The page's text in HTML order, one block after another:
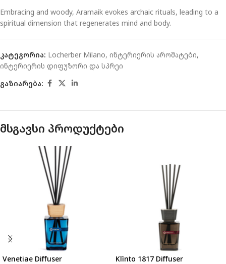
Embracing and woody, Aramaik evokes archaic rituals, leading to a
spiritual dimension that regenerates mind and body.
კატეგორია: Locherber Milano, ინტერიერის არომატები,
ინტერიერის დიფუზორი და სპრეი
გაზიარება:
მსგავსი პროდუქტები
Venetiae Diffuser Klìnto 1817 Diffuser